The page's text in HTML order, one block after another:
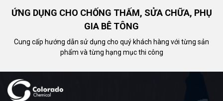
ỨNG DỤNG CHO CHỐNG THẤM, SỬA CHỮA, PHỤ
GIA BÊ TÔNG
Cung cấp hướng dẫn sử dụng cho quý khách hàng với từng sản
phẩm và từng hạng mục thi công